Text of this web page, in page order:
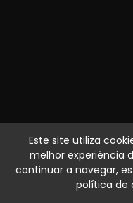
Este site utiliza
melhor experiência
continuar a navegar,
política de